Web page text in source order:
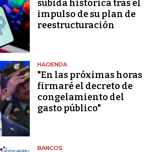
subida histórica tras el
impulso de su plan de
reestructuración
HACIENDA
"En las próximas horas
firmaré el decreto de
congelamiento del
gasto público"
BANCOS